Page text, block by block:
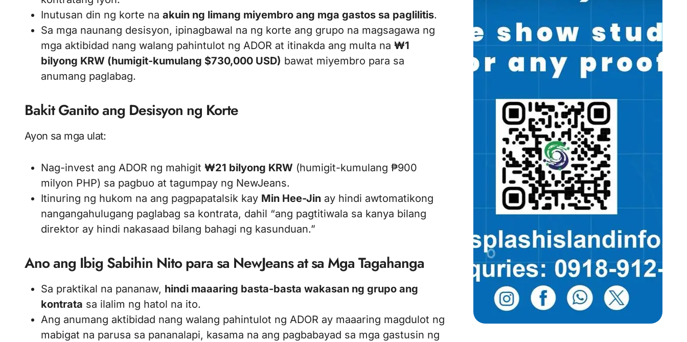
Inutusan din ng korte na akuin ng limang miyembro ang mga gastos sa paglilitis.
Sa mga naunang desisyon, ipinagbawal na ng korte ang grupo na magsagawa ng
mga aktibidad nang walang pahintulot ng ADOR at itinakda ang multa na ₩1
bilyong KRW (humigit-kumulang $730,000 USD) bawat miyembro para sa
anumang paglabag.
Bakit Ganito ang Desisyon ng Korte
Ayon sa mga ulat:
Nag-invest ang ADOR ng mahigit ₩21 bilyong KRW (humigit-kumulang ₱900
milyon PHP) sa pagbuo at tagumpay ng NewJeans.
Itinuring ng hukom na ang pagpapatalsik kay Min Hee-Jin ay hindi awtomatikong
nangangahulugang paglabag sa kontrata, dahil “ang pagtitiwala sa kanya bilang
direktor ay hindi nakasaad bilang bahagi ng kasunduan.”
Ano ang Ibig Sabihin Nito para sa NewJeans at sa Mga Tagahanga
Sa praktikal na pananaw, hindi maaaring basta-basta wakasan ng grupo ang
kontrata sa ilalim ng hatol na ito.
Ang anumang aktibidad nang walang pahintulot ng ADOR ay maaaring magdulot ng
mabigat na parusa sa pananalapi, kasama na ang pagbabayad sa mga gastusin ng